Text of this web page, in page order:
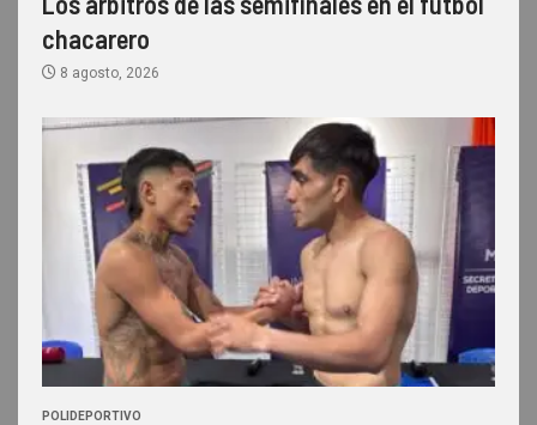
chacarero
8 agosto, 2026
POLIDEPORTIVO